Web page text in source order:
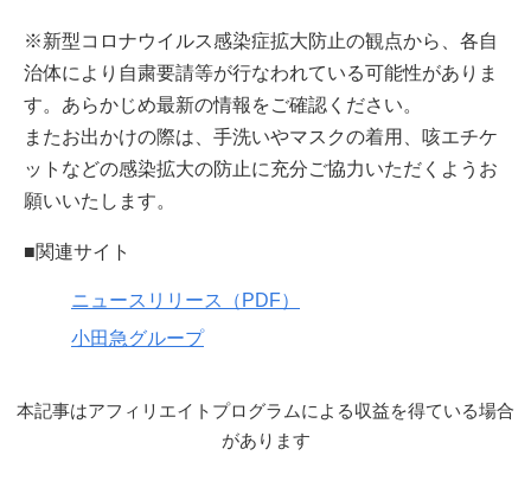
※新型コロナウイルス感染症拡大防止の観点から、各自
治体により自粛要請等が行なわれている可能性がありま
す。あらかじめ最新の情報をご確認ください。
またお出かけの際は、手洗いやマスクの着用、咳エチケ
ットなどの感染拡大の防止に充分ご協力いただくようお
願いいたします。
■関連サイト
ニュースリリース（PDF）
小田急グループ
本記事はアフィリエイトプログラムによる収益を得ている場合
があります